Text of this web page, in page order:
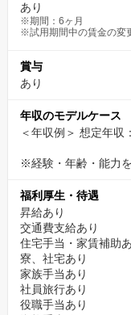
あり
※期間：6ヶ月
※試用期間中の賃金の変
賞与
あり
年収のモデルケース
＜年収例＞ 想定年収
※経験・年齢・能力
福利厚生・待遇
昇給あり
交通費支給あり
住宅手当・家賃補助
寮、社宅あり
家族手当あり
社員旅行あり
役職手当あり